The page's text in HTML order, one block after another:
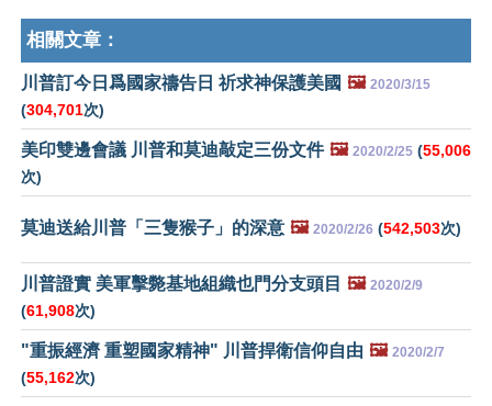
相關文章：
川普訂今日爲國家禱告日 祈求神保護美國 🖼️ 2020/3/15
(304,701次)
美印雙邊會議 川普和莫迪敲定三份文件 🖼️ 2020/2/25 (55,006
次)
莫迪送給川普「三隻猴子」的深意 🖼️ 2020/2/26 (542,503次)
川普證實 美軍擊斃基地組織也門分支頭目 🖼️ 2020/2/9
(61,908次)
"重振經濟 重塑國家精神" 川普捍衛信仰自由 🖼️ 2020/2/7
(55,162次)